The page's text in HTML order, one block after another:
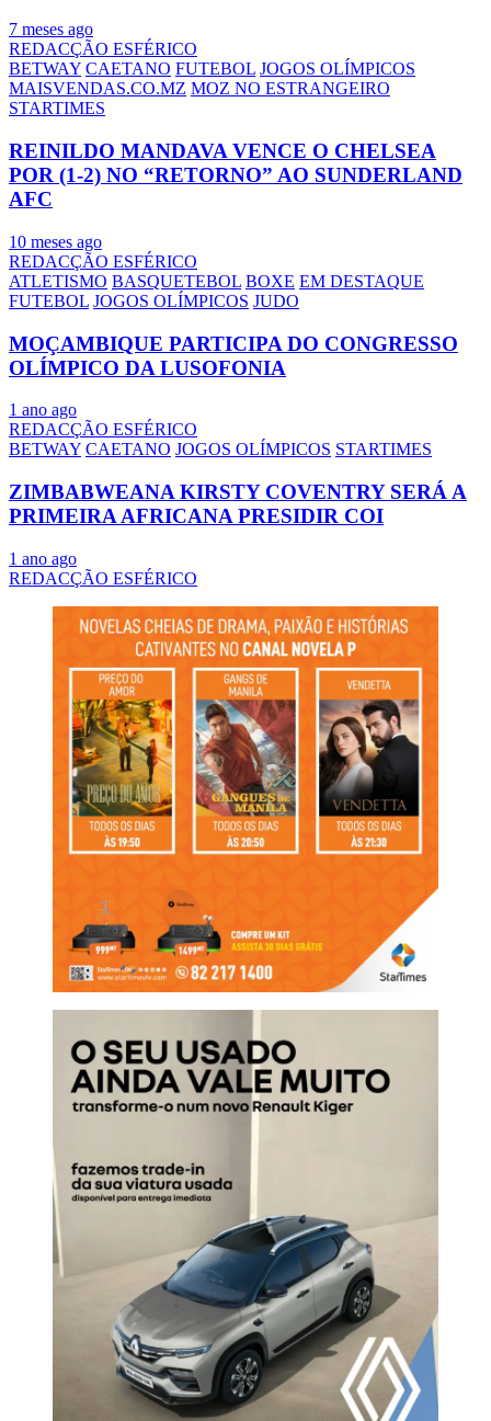
7 meses ago
REDACÇÃO ESFÉRICO
BETWAY CAETANO FUTEBOL JOGOS OLÍMPICOS
MAISVENDAS.CO.MZ MOZ NO ESTRANGEIRO
STARTIMES
REINILDO MANDAVA VENCE O CHELSEA
POR (1-2) NO “RETORNO” AO SUNDERLAND
AFC
10 meses ago
REDACÇÃO ESFÉRICO
ATLETISMO BASQUETEBOL BOXE EM DESTAQUE
FUTEBOL JOGOS OLÍMPICOS JUDO
MOÇAMBIQUE PARTICIPA DO CONGRESSO
OLÍMPICO DA LUSOFONIA
1 ano ago
REDACÇÃO ESFÉRICO
BETWAY CAETANO JOGOS OLÍMPICOS STARTIMES
ZIMBABWEANA KIRSTY COVENTRY SERÁ A
PRIMEIRA AFRICANA PRESIDIR COI
1 ano ago
REDACÇÃO ESFÉRICO